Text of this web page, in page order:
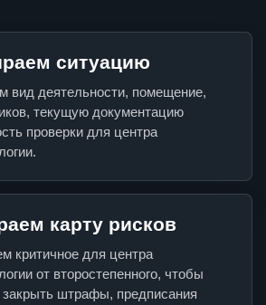
ситуацию
вид деятельности, помещение,
текущую документацию
проверки для центра
карту рисков
критичное для центра
от второстепенного, чтобы
закрыть штрафы, предписания